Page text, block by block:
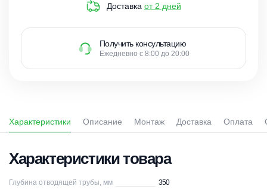
Доставка от 2 дней
Получить консультацию
Ежедневно с 8:00 до 20:00
Характеристики Описание Монтаж Доставка Оплата
Характеристики товара
Глубина отводящей трубы, мм 350